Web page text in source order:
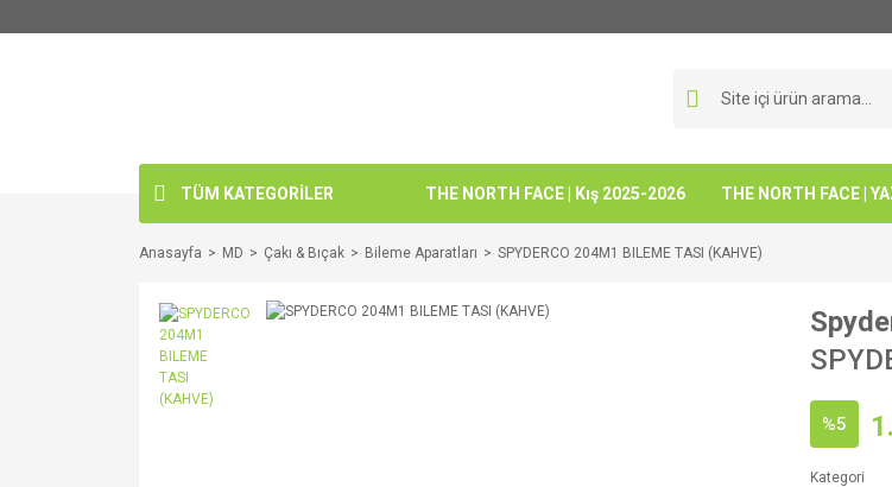
TÜM KATEGORİLER THE NORTH FACE | Kış 2025-2026 THE NORTH FACE |
Anasayfa MD Çakı & Bıçak Bileme Aparatları SPYDERCO 204M1 BILEME TASI (KAHVE)
%5
Kategori